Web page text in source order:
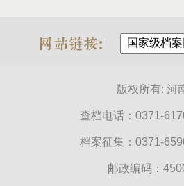
版权所有: 河
查档电话：0371-
档案征集：0371-
邮政编码：